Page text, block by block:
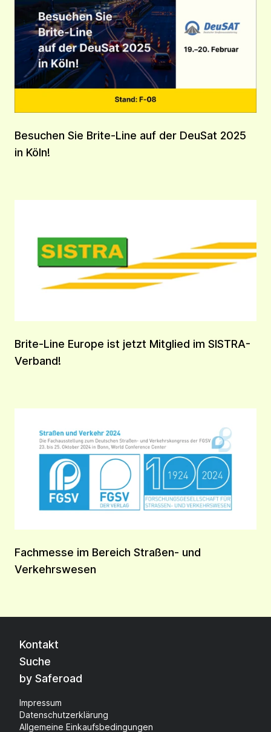
Besuchen Sie Brite-Line auf der DeuSat 2025
in Köln!
Brite-Line Europe ist jetzt Mitglied im SISTRA-
Verband!
Fachmesse im Bereich Straßen- und
Verkehrswesen
Kontakt
Suche
by Saferoad
Impressum
Datenschutzerklärung
Allgemeine Einkaufsbedingungen